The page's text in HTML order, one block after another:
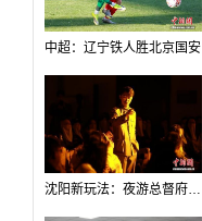
中超：辽宁铁人胜北京国安
沈阳新玩法：夜游总督府，当一回“赴宴者”